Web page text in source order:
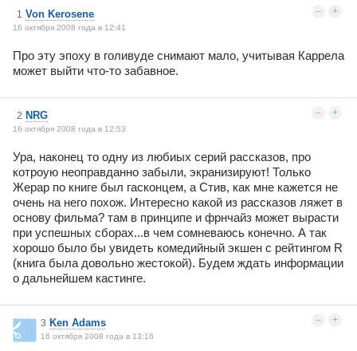
– +
1 Von Kerosene
16 октября 2008 года в 12:41
Про эту эпоху в голивуде снимают мало, учитывая Каррела
может выйти что-то забавное.
– +
2 NRG
16 октября 2008 года в 12:53
Ура, наконец то одну из любиых серий рассказов, про
котроую неоправданно забыли, экранизируют! Только
Жерар по книге был гасконцем, а Стив, как мне кажется не
очень на него похож. Интересно какой из рассказов ляжет в
основу фильма? там в принципе и фрнчайз может вырасти
при успешных сборах...в чем сомневаюсь конечно. А так
хорошо было бы увидеть комедийный экшен с рейтингом R
(книга была довольно жестокой). Будем ждать информации
о дальнейшем кастинге.
– +
3 Ken Adams
16 октября 2008 года в 13:16